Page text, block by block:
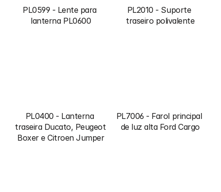
PL0599 - Lente para
lanterna PL0600
PL2010 - Suporte
traseiro polivalente
PL0400 - Lanterna
traseira Ducato, Peugeot
Boxer e Citroen Jumper
PL7006 - Farol principal
de luz alta Ford Cargo